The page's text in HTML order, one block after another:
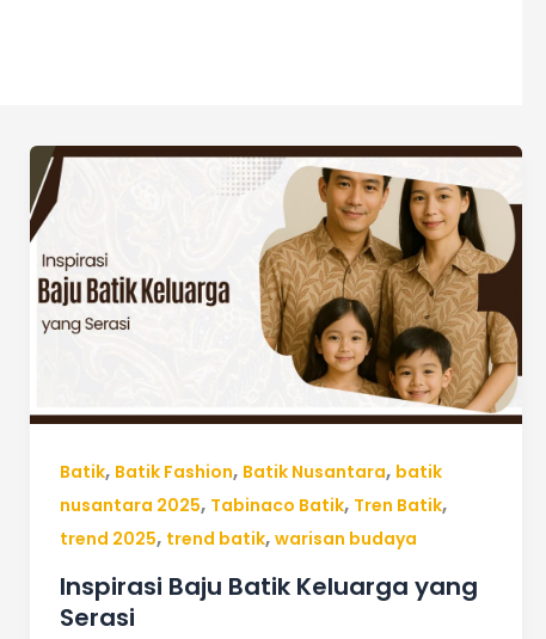
Batik, Batik Fashion, Batik Nusantara, batik
nusantara 2025, Tabinaco Batik, Tren Batik,
trend 2025, trend batik,warisan budaya
Inspirasi Baju Batik Keluarga yang
Serasi
Inspirasi
Baju
Keluarga
yang
Serasi